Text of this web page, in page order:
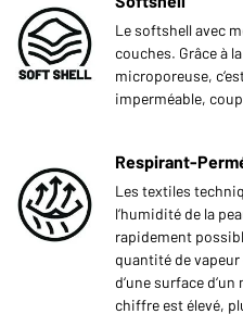
Le softshell avec
couches. Grâce à
microporeuse,
imperméable,
Respirant-
Les textiles
l‘humidité de la
rapidement
quantité de vapeur
d‘une surface
chiffre est élevé,